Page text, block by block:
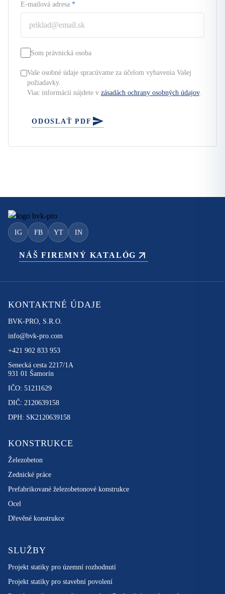
E-mailová adresa *
Som právnická osoba
Vaše osobné údaje spracúvame za účelom vybavenia Vašej
požiadavky.
Viac informácií nájdete v zásadách ochrany osobných údajov.
ODOSLAŤ PDF
IG FB YT IN
NÁŠ FIREMNÝ KATALÓG
KONTAKTNÉ ÚDAJE
BVK-PRO, S.R.O.
info@bvk-pro.com
+421 902 833 953
Senecká cesta 2217/1A
931 01 Šamorín
IČO: 51211629
DIČ: 2120639158
DPH: SK2120639158
KONSTRUKCE
Železobeton
Zednické práce
Prefabrikované železobetonové konstrukce
Ocel
Dřevěné konstrukce
SLUŽBY
Projekt statiky pro územní rozhodnutí
Projekt statiky pro stavební povolení